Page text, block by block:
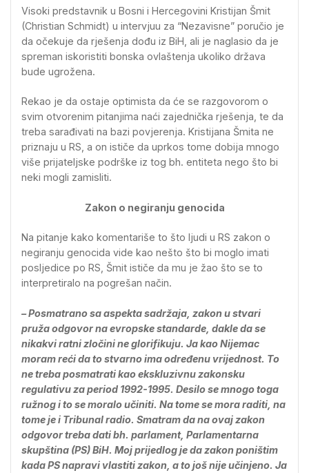
Visoki predstavnik u Bosni i Hercegovini Kristijan Šmit
(Christian Schmidt) u intervjuu za “Nezavisne” poručio je
da očekuje da rješenja dođu iz BiH, ali je naglasio da je
spreman iskoristiti bonska ovlaštenja ukoliko država
bude ugrožena.
Rekao je da ostaje optimista da će se razgovorom o
svim otvorenim pitanjima naći zajednička rješenja, te da
treba sarađivati na bazi povjerenja. Kristijana Šmita ne
priznaju u RS, a on ističe da uprkos tome dobija mnogo
više prijateljske podrške iz tog bh. entiteta nego što bi
neki mogli zamisliti.
Zakon o negiranju genocida
Na pitanje kako komentariše to što ljudi u RS zakon o
negiranju genocida vide kao nešto što bi moglo imati
posljedice po RS, Šmit ističe da mu je žao što se to
interpretiralo na pogrešan način.
– Posmatrano sa aspekta sadržaja, zakon u stvari
pruža odgovor na evropske standarde, dakle da se
nikakvi ratni zločini ne glorifikuju. Ja kao Nijemac
moram reći da to stvarno ima određenu vrijednost. To
ne treba posmatrati kao ekskluzivnu zakonsku
regulativu za period 1992-1995. Desilo se mnogo toga
ružnog i to se moralo učiniti. Na tome se mora raditi, na
tome je i Tribunal radio. Smatram da na ovaj zakon
odgovor treba dati bh. parlament, Parlamentarna
skupština (PS) BiH. Moj prijedlog je da zakon poništim
kada PS napravi vlastiti zakon, a to još nije učinjeno. Ja